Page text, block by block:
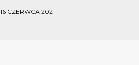
16 CZERWCA 2021